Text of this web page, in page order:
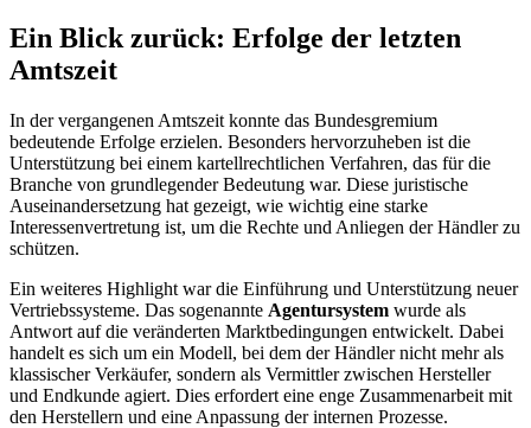
Ein Blick zurück: Erfolge der letzten
Amtszeit
In der vergangenen Amtszeit konnte das Bundesgremium
bedeutende Erfolge erzielen. Besonders hervorzuheben ist die
Unterstützung bei einem kartellrechtlichen Verfahren, das für die
Branche von grundlegender Bedeutung war. Diese juristische
Auseinandersetzung hat gezeigt, wie wichtig eine starke
Interessenvertretung ist, um die Rechte und Anliegen der Händler zu
schützen.
Ein weiteres Highlight war die Einführung und Unterstützung neuer
Vertriebssysteme. Das sogenannte Agentursystem wurde als
Antwort auf die veränderten Marktbedingungen entwickelt. Dabei
handelt es sich um ein Modell, bei dem der Händler nicht mehr als
klassischer Verkäufer, sondern als Vermittler zwischen Hersteller
und Endkunde agiert. Dies erfordert eine enge Zusammenarbeit mit
den Herstellern und eine Anpassung der internen Prozesse.